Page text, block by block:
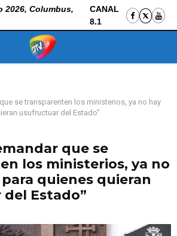
2026, Columbus,
CANAL
8.1
se transparenten los ministerios, ya no hay
usufructuar del Estado”
que se
los ministerios, ya no
quienes quieran
Estado”